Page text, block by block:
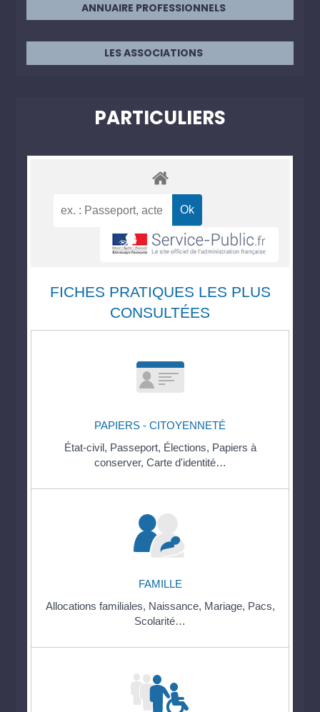
ANNUAIRE PROFESSIONNELS
LES ASSOCIATIONS
PARTICULIERS
FICHES PRATIQUES LES PLUS
CONSULTÉES
PAPIERS - CITOYENNETÉ
État-civil, Passeport, Élections, Papiers à
conserver, Carte d'identité…
FAMILLE
Allocations familiales, Naissance, Mariage, Pacs,
Scolarité…